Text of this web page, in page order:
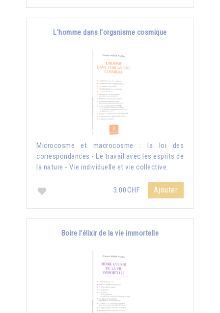
L'homme dans l'organisme cosmique
Microcosme et macrocosme : la loi des
correspondances - Le travail avec les esprits de
la nature - Vie individuelle et vie collective.
3.00CHF Ajouter
Boire l'élixir de la vie immortelle